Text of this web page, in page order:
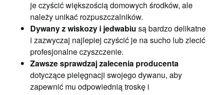
je czyścić większością domowych środków, ale
należy unikać rozpuszczalników.
Dywany z wiskozy i jedwabiu są bardzo delikatne
i zazwyczaj najlepiej czyścić je na sucho lub zlecić
profesjonalne czyszczenie.
Zawsze sprawdzaj zalecenia producenta
dotyczące pielęgnacji swojego dywanu, aby
zapewnić mu odpowiednią troskę i